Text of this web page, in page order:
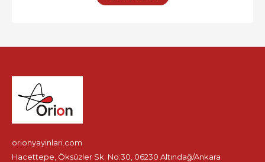
orionyayinlari.com
Hacettepe, Öksüzler Sk. No:30, 06230 Altındağ/Ankara